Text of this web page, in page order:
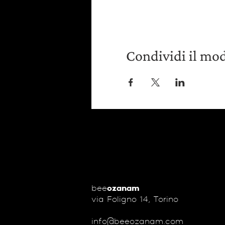
Condividi il
beeozanam
via Foligno 14, Torino
info@beeozanam.com